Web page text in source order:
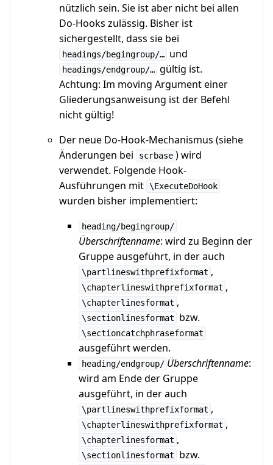
nützlich sein. Sie ist aber nicht bei allen
Do-Hooks zulässig. Bisher ist
sichergestellt, dass sie bei
headings/begingroup/… und
headings/endgroup/… gültig ist.
Achtung: Im moving Argument einer
Gliederungsanweisung ist der Befehl
nicht gültig!
Der neue Do-Hook-Mechanismus (siehe
Änderungen bei
scrbase ) wird
verwendet. Folgende Hook-
Ausführungen mit \ExecuteDoHook
wurden bisher implementiert:
heading/begingroup/
Überschriftenname: wird zu Beginn der
Gruppe ausgeführt, in der auch
\partlineswithprefixformat ,
\chapterlineswithprefixformat ,
\chapterlinesformat ,
\sectionlinesformat bzw.
\sectioncatchphraseformat
ausgeführt werden.
heading/endgroup/ Überschriftenname:
wird am Ende der Gruppe
ausgeführt, in der auch
\partlineswithprefixformat ,
\chapterlineswithprefixformat ,
\chapterlinesformat ,
\sectionlinesformat bzw.